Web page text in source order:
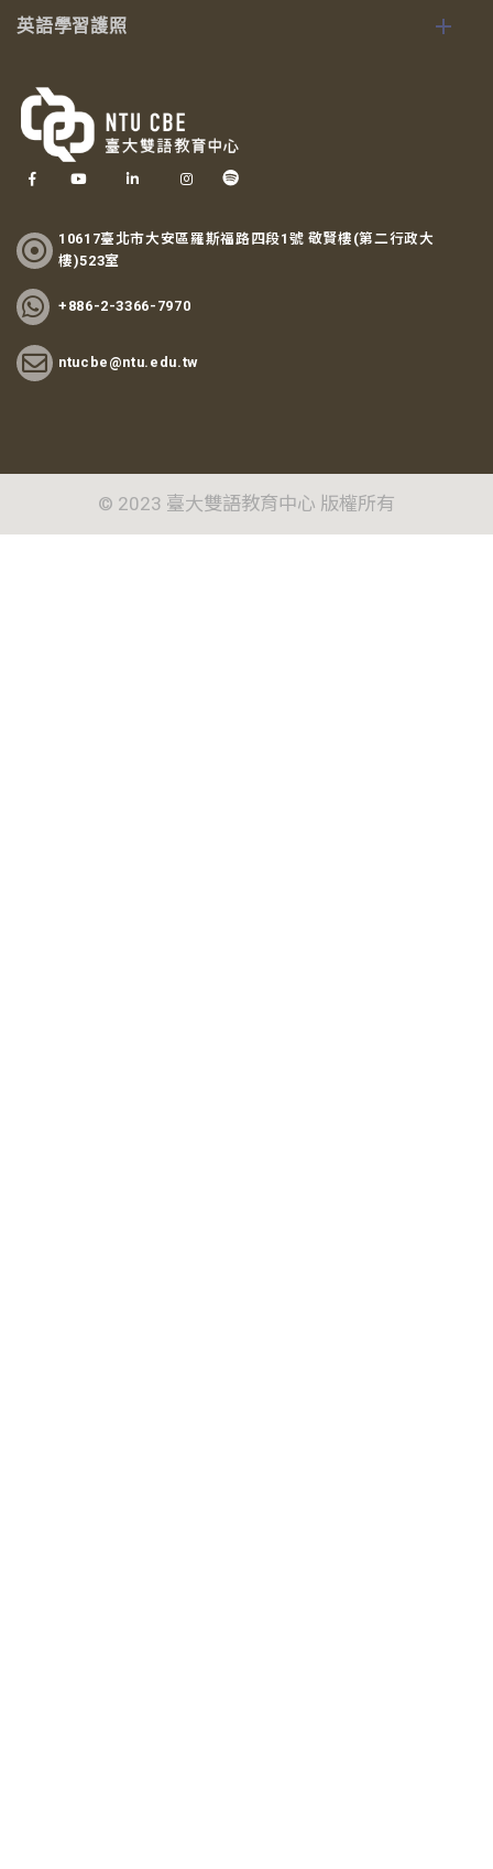
10617臺北市大安區羅斯福路四段1號 敬賢樓(第二行政大
樓)523室
+886-2-3366-7970
ntucbe@ntu.edu.tw
英語學習護照
© 2023 臺大雙語教育中心 版權所有